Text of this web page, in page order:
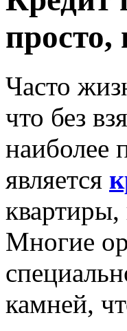
просто,
Часто
что без
наиболее
является
Многие
камней,